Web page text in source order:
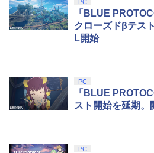
PC
「BLUE
クローズドβテス
L開始
PC
「BLUE
スト開始を延期。
PC